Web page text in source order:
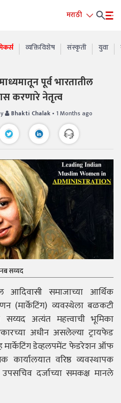
मराठी
व्यक्तिविशेष संस्कृती युवा
पूर्व भारतातील
करणारे नेतृत्व
Bhakti Chalak • 1 Months ago
सय्यद
आदिवासी समाजाच्या आर्थिक
(मार्केटिंग) व्यवस्थेला बळकटी
अत्यंत महत्त्वाची भूमिका
अधीन असलेल्या ट्रायफेड
मार्केटिंग डेव्हलपमेंट फेडरेशन ऑफ
कार्यालयात वरिष्ठ व्यवस्थापक
दर्जाच्या समकक्ष मानले